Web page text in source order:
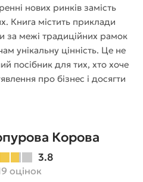
нових ринків замість
Книга містить приклади
за межі традиційних рамок
унікальну цінність. Це не
посібник для тих, хто хоче
про бізнес і досягти
Корова
3.8
оцінок